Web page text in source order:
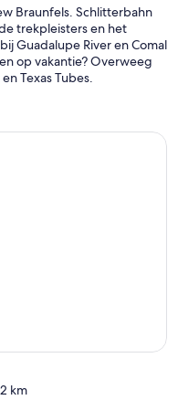
- is privately
has a king size
XL bunkbeds. These
accommodate adult
hall powder bath or the
walk-in shower.
Braunfels. Schlitterbahn
trekpleisters en het
Guadalupe River en Comal
op vakantie? Overweeg
Texas Tubes.
km